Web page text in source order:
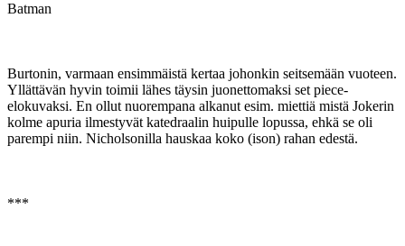
Batman
Burtonin, varmaan ensimmäistä kertaa johonkin seitsemään vuoteen.
Yllättävän hyvin toimii lähes täysin juonettomaksi set piece-
elokuvaksi. En ollut nuorempana alkanut esim. miettiä mistä Jokerin
kolme apuria ilmestyvät katedraalin huipulle lopussa, ehkä se oli
parempi niin. Nicholsonilla hauskaa koko (ison) rahan edestä.
***